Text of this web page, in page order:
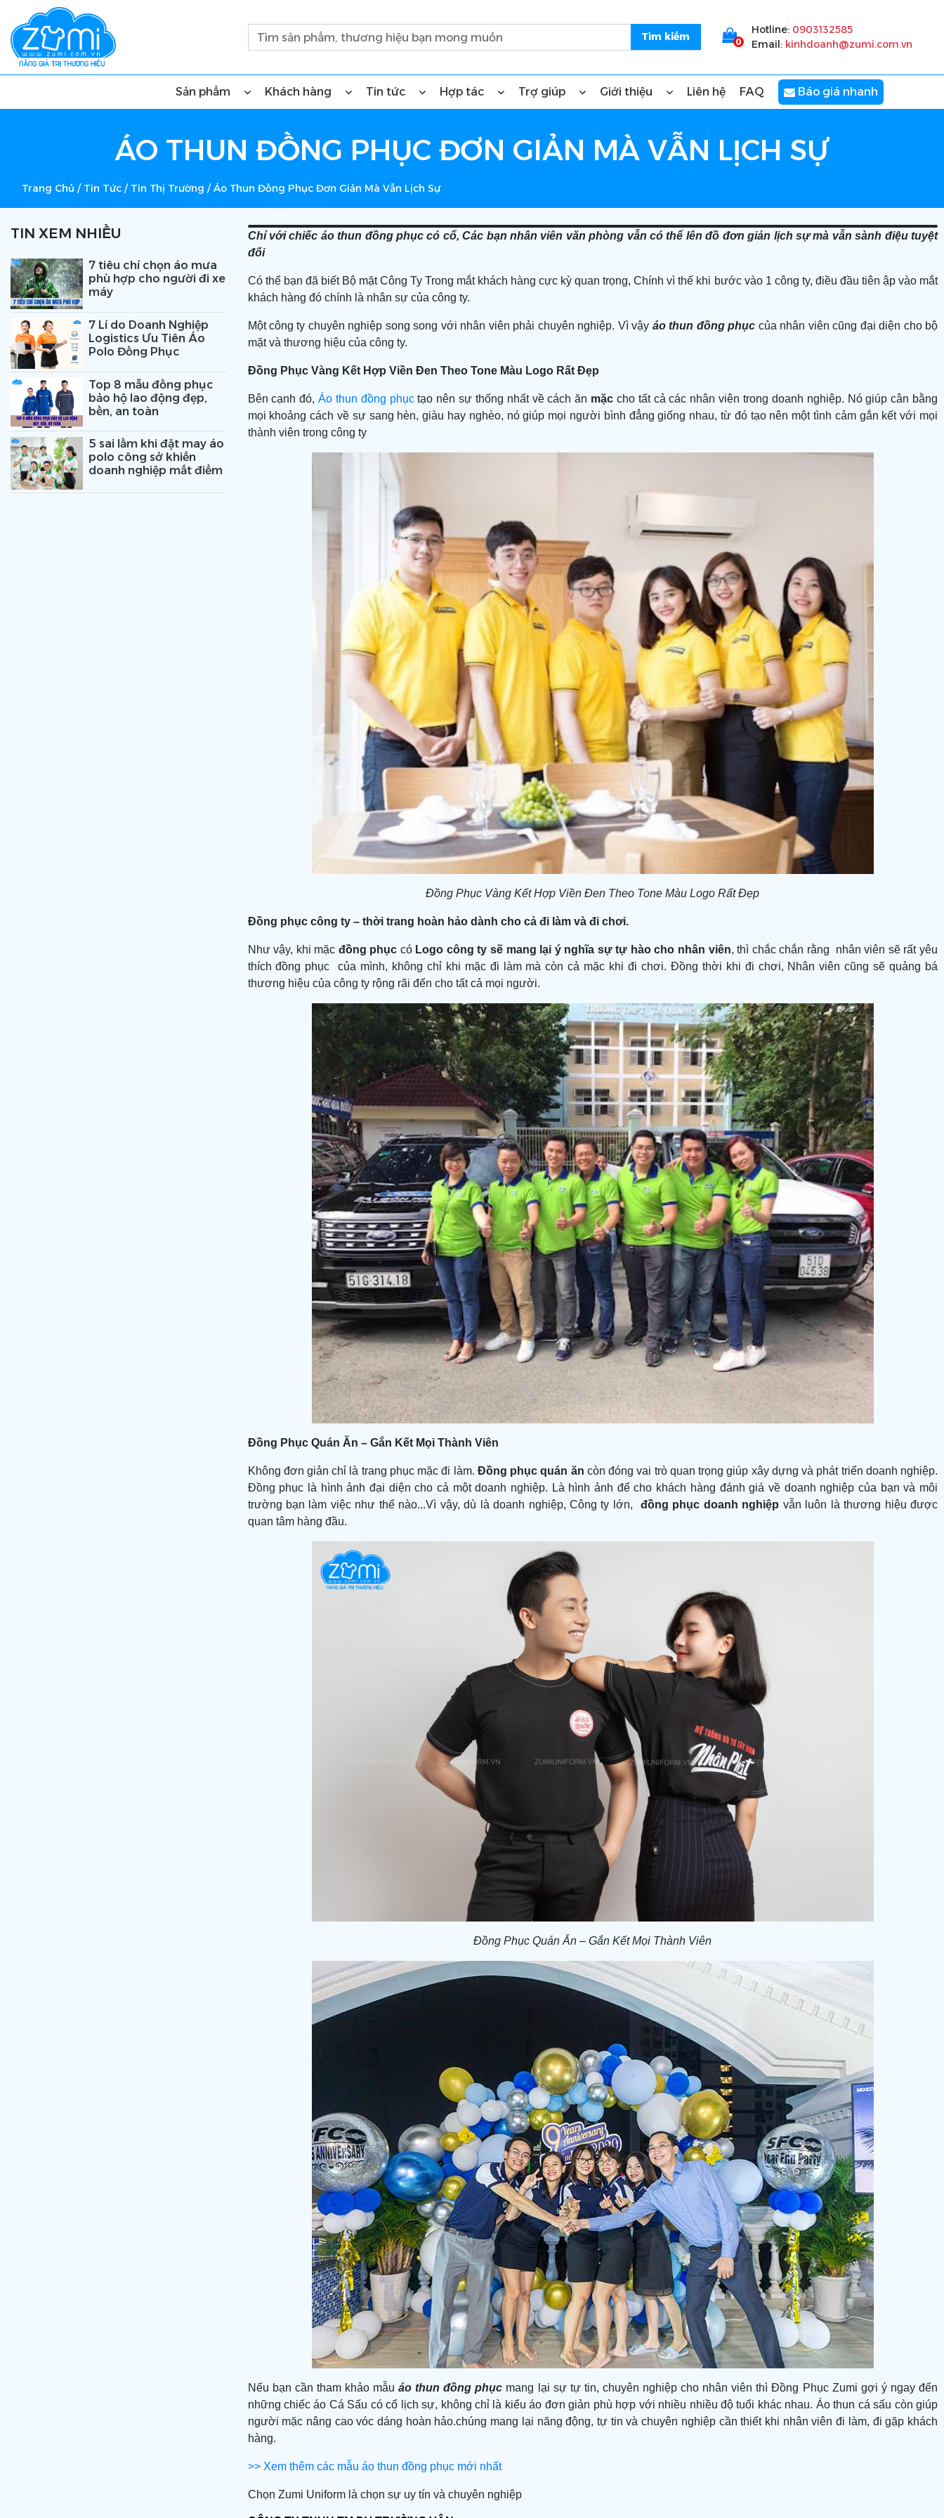
0
Hotline: 0903132585
Email: kinhdoanh@zumi.com.vn
Sản phẩm Khách hàng Tin tức Hợp tác Trợ giúp Giới thiệu Liên hệ FAQ Báo giá nhanh
ÁO THUN ĐỒNG PHỤC ĐƠN GIẢN MÀ VẪN LỊCH SỰ
Trang Chủ / Tin Tức / Tin Thị Trường / Áo Thun Đồng Phục Đơn Giản Mà Vẫn Lịch Sự
TIN XEM NHIỀU
7 tiêu chí chọn áo mưa
phù hợp cho người đi xe
máy
7 Lí do Doanh Nghiệp
Logistics Ưu Tiên Áo
Polo Đồng Phục
Top 8 mẫu đồng phục
bảo hộ lao động đẹp,
bền, an toàn
5 sai lầm khi đặt may áo
polo công sở khiến
doanh nghiệp mất điểm
Chỉ với chiếc áo thun đồng phục có cổ, Các bạn nhân viên văn phòng vẫn có thể lên đồ đơn giản lịch sự mà vẫn sành điệu tuyệt
đối
Có thể bạn đã biết Bộ mặt Công Ty Trong mắt khách hàng cực kỳ quan trọng, Chính vì thế khi bước vào 1 công ty, điều đầu tiên ập vào mắt
khách hàng đó chính là nhân sự của công ty.
Một công ty chuyên nghiệp song song với nhân viên phải chuyên nghiệp. Vì vậy áo thun đồng phục của nhân viên cũng đại diện cho bộ
mặt và thương hiệu của công ty.
Đồng Phục Vàng Kết Hợp Viền Đen Theo Tone Màu Logo Rất Đẹp
Bên cạnh đó,Áo thun đồng phụctạo nên sự thống nhất về cách ăn mặc cho tất cả các nhân viên trong doanh nghiệp. Nó giúp cân bằng
mọi khoảng cách về sự sang hèn, giàu hay nghèo, nó giúp mọi người bình đẳng giống nhau, từ đó tạo nên một tình cảm gắn kết với mọi
thành viên trong công ty
Đồng Phục Vàng Kết Hợp Viền Đen Theo Tone Màu Logo Rất Đẹp
Đồng phục công ty – thời trang hoàn hảo dành cho cả đi làm và đi chơi.
Như vậy, khi mặc đồng phục có Logo công ty sẽ mang lại ý nghĩa sự tự hào cho nhân viên, thì chắc chắn rằng nhân viên sẽ rất yêu
thích đồng phục của mình, không chỉ khi mặc đi làm mà còn cả mặc khi đi chơi. Đồng thời khi đi chơi, Nhân viên cũng sẽ quảng bá
thương hiệu của công ty rộng rãi đến cho tất cả mọi người.
Đồng Phục Quán Ăn – Gắn Kết Mọi Thành Viên
Không đơn giản chỉ là trang phục mặc đi làm. Đồng phục quán ăn còn đóng vai trò quan trọng giúp xây dựng và phát triển doanh nghiệp.
Đồng phục là hình ảnh đại diện cho cả một doanh nghiệp. Là hình ảnh để cho khách hàng đánh giá về doanh nghiệp của bạn và môi
trường bạn làm việc như thế nào...Vì vậy, dù là doanh nghiệp, Công ty lớn,
đồng phục doanh nghiệp vẫn luôn là thương hiệu được
quan tâm hàng đầu.
Đồng Phục Quán Ăn – Gắn Kết Mọi Thành Viên
Nếu bạn cần tham khảo mẫuáo thun đồng phục mang lại sự tự tin, chuyên nghiệp cho nhân viên thì Đồng Phục Zumi gợi ý ngay đến
những chiếc áo Cá Sấu có cổ lịch sự, không chỉ là kiểu áo đơn giản phù hợp với nhiều nhiều độ tuổi khác nhau. Áo thun cá sấu còn giúp
người mặc nâng cao vóc dáng hoàn hảo.chúng mang lại năng động, tự tin và chuyên nghiệp cần thiết khi nhân viên đi làm, đi gặp khách
hàng.
>> Xem thêm các mẫu áo thun đồng phục mới nhất
Chọn Zumi Uniform là chọn sự uy tín và chuyên nghiệp